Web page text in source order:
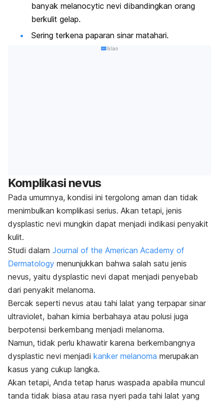
banyak melanocytic nevi dibandingkan orang
berkulit gelap.
Sering terkena paparan sinar matahari.
Iklan
Komplikasi nevus
Pada umumnya, kondisi ini tergolong aman dan tidak
menimbulkan komplikasi serius. Akan tetapi, jenis
dysplastic nevi mungkin dapat menjadi indikasi penyakit
kulit.
Studi dalam Journal of the American Academy of
Dermatology menunjukkan bahwa salah satu jenis
nevus, yaitu dysplastic nevi dapat menjadi penyebab
dari penyakit melanoma.
Bercak seperti nevus atau tahi lalat yang terpapar sinar
ultraviolet, bahan kimia berbahaya atau polusi juga
berpotensi berkembang menjadi melanoma.
Namun, tidak perlu khawatir karena berkembangnya
dysplastic nevi menjadi kanker melanoma merupakan
kasus yang cukup langka.
Akan tetapi, Anda tetap harus waspada apabila muncul
tanda tidak biasa atau rasa nyeri pada tahi lalat yang